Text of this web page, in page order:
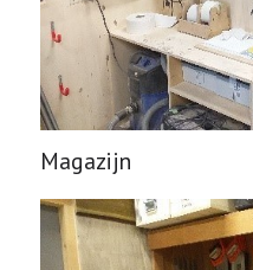
Magazijn